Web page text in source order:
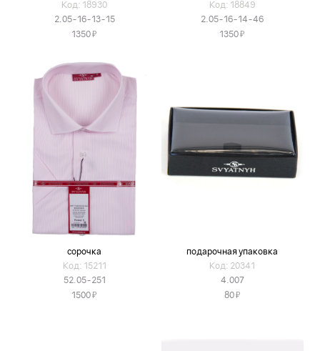
Код: 18930
2.05-16-13-15
1350Я
Код: 18849
2.05-16-14-46
1350Я
сорочка
Код: 15211
52.05-251
1500Я
подарочная упаковка
Код: 20341
4.007
80Я